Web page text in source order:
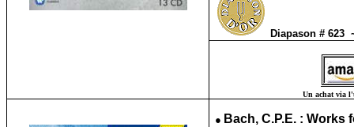
Diapason # 623
Un achat via
● Bach, C.P.E. :